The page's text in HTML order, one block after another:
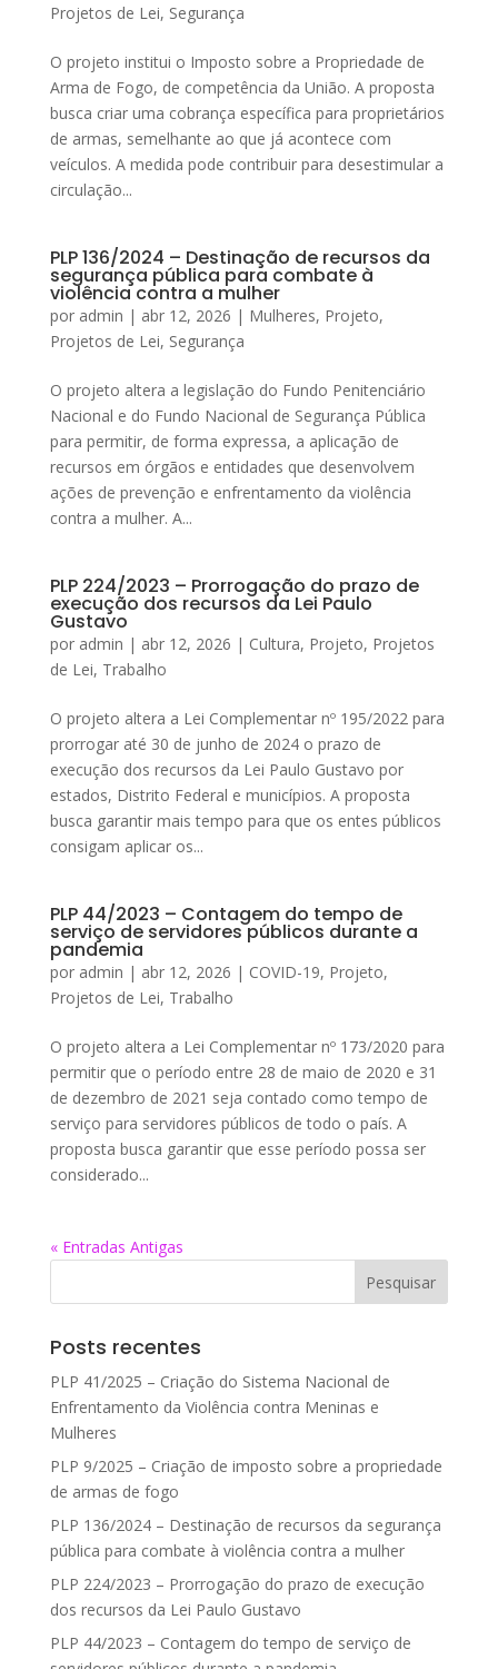
Projetos de Lei, Segurança
O projeto institui o Imposto sobre a Propriedade de
Arma de Fogo, de competência da União. A proposta
busca criar uma cobrança específica para proprietários
de armas, semelhante ao que já acontece com
veículos. A medida pode contribuir para desestimular a
circulação...
PLP 136/2024 – Destinação de recursos da
segurança pública para combate à
violência contra a mulher
por admin | abr 12, 2026 | Mulheres, Projeto,
Projetos de Lei, Segurança
O projeto altera a legislação do Fundo Penitenciário
Nacional e do Fundo Nacional de Segurança Pública
para permitir, de forma expressa, a aplicação de
recursos em órgãos e entidades que desenvolvem
ações de prevenção e enfrentamento da violência
contra a mulher. A...
PLP 224/2023 – Prorrogação do prazo de
execução dos recursos da Lei Paulo
Gustavo
por admin | abr 12, 2026 | Cultura, Projeto, Projetos
de Lei, Trabalho
O projeto altera a Lei Complementar nº 195/2022 para
prorrogar até 30 de junho de 2024 o prazo de
execução dos recursos da Lei Paulo Gustavo por
estados, Distrito Federal e municípios. A proposta
busca garantir mais tempo para que os entes públicos
consigam aplicar os...
PLP 44/2023 – Contagem do tempo de
serviço de servidores públicos durante a
pandemia
por admin | abr 12, 2026 | COVID-19, Projeto,
Projetos de Lei, Trabalho
O projeto altera a Lei Complementar nº 173/2020 para
permitir que o período entre 28 de maio de 2020 e 31
de dezembro de 2021 seja contado como tempo de
serviço para servidores públicos de todo o país. A
proposta busca garantir que esse período possa ser
considerado...
« Entradas Antigas
Posts recentes
PLP 41/2025 – Criação do Sistema Nacional de
Enfrentamento da Violência contra Meninas e
Mulheres
PLP 9/2025 – Criação de imposto sobre a propriedade
de armas de fogo
PLP 136/2024 – Destinação de recursos da segurança
pública para combate à violência contra a mulher
PLP 224/2023 – Prorrogação do prazo de execução
dos recursos da Lei Paulo Gustavo
PLP 44/2023 – Contagem do tempo de serviço de